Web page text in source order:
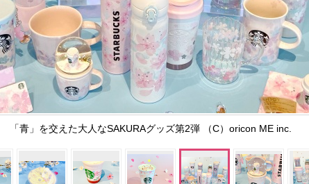
「青」を交えた大人なSAKURAグッズ第2弾 （C）oricon ME inc.